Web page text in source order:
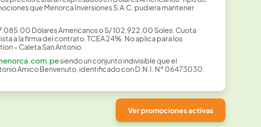
que Menorca Inversiones S.A.C. pudiera mantener
Dólares Americanos o S/ 102,922.00 Soles. Cuota
a la firma del contrato. TCEA 24%. No aplica para los
– Caleta San Antonio.
siendo un conjunto indivisible que el
Amico Benvenuto, identificado con D.N.I. N° 06473030.
Ver promociones activas